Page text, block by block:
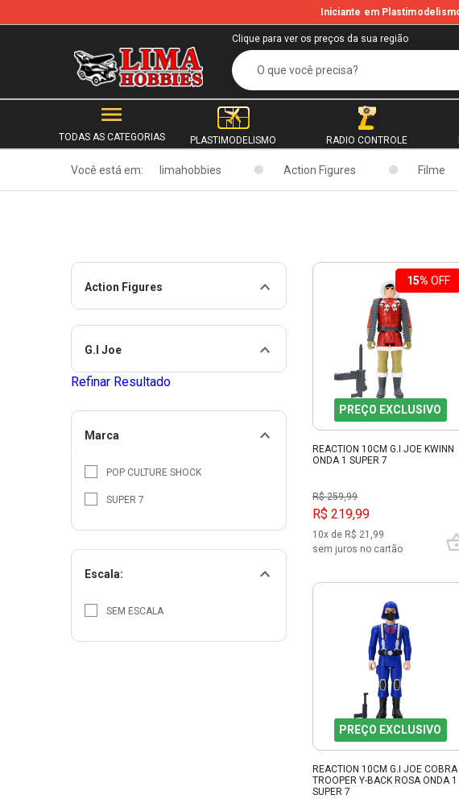
Iniciante em
Clique para ver os preços da sua região
TODAS AS CATEGORIAS PLASTIMODELISMO RADIO CONTROLE
Você está em: limahobbies Action Figures Filme
Action Figures
G.I Joe
Refinar Resultado
Marca
POP CULTURE SHOCK
SUPER 7
Escala:
SEM ESCALA
15% OFF
PREÇO EXCLUSIVO
REACTION 10CM G.I JOE KWINN
ONDA 1 SUPER 7
R$ 259,99
R$ 219,99
10x de R$ 21,99
sem juros no cartão
PREÇO EXCLUSIVO
REACTION 10CM G.I JOE COBRA
TROOPER Y-BACK ROSA ONDA 1
SUPER 7